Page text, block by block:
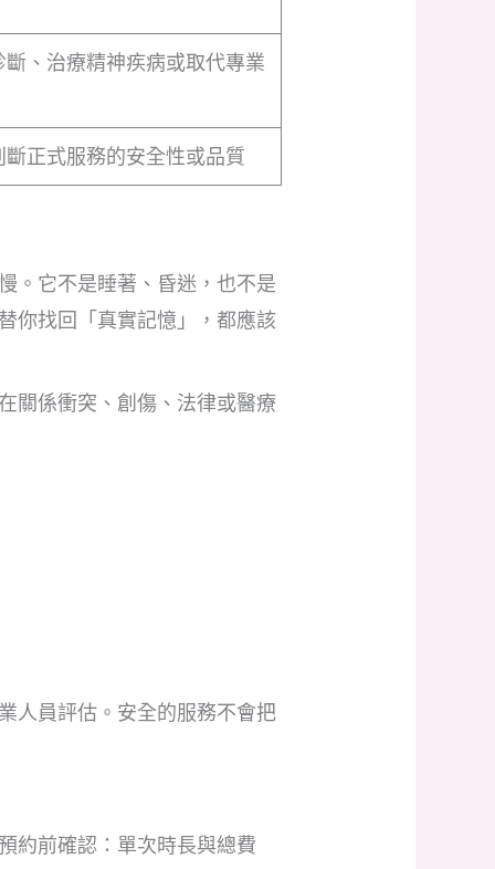
斷、治療精神疾病或取代專業
斷正式服務的安全性或品質
。它不是睡著、昏迷，也不是
你找回「真實記憶」，都應該
關係衝突、創傷、法律或醫療
人員評估。安全的服務不會把
約前確認：單次時長與總費